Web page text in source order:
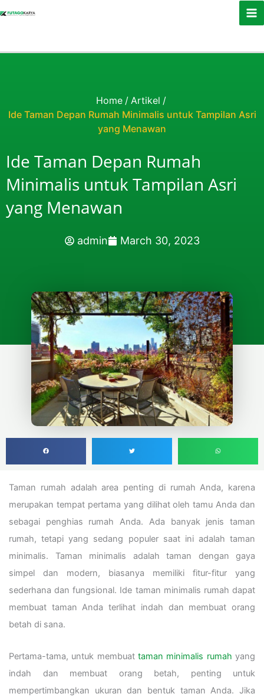
Home / Artikel /
Ide Taman Depan Rumah Minimalis untuk Tampilan Asri
yang Menawan
Ide Taman Depan Rumah
Minimalis untuk Tampilan Asri
yang Menawan
admin March 30, 2023
Taman rumah adalah area penting di rumah Anda, karena
merupakan tempat pertama yang dilihat oleh tamu Anda dan
sebagai penghias rumah Anda. Ada banyak jenis taman
rumah, tetapi yang sedang populer saat ini adalah taman
minimalis. Taman minimalis adalah taman dengan gaya
simpel dan modern, biasanya memiliki fitur-fitur yang
sederhana dan fungsional. Ide taman minimalis rumah dapat
membuat taman Anda terlihat indah dan membuat orang
betah di sana.
Pertama-tama, untuk membuat taman minimalis rumah yang
indah dan membuat orang betah, penting untuk
mempertimbangkan ukuran dan bentuk taman Anda. Jika